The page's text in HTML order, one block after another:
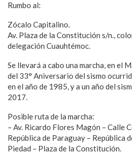
Rumbo al:
Zócalo Capitalino.
Av. Plaza de la Constitución s/n.,
delegación Cuauhtémoc.
Se llevará a cabo una marcha, en el
del 33° Aniversario del sismo
en el año de 1985, y a un año del
2017.
Posible ruta de la marcha:
– Av. Ricardo Flores Magón – Calle
República de Paraguay – República
Piedad – Plaza de la Constitución.